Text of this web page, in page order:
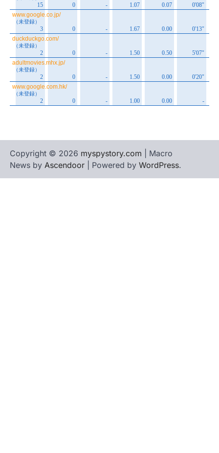
Copyright © 2026 myspystory.com | Macro
News by Ascendoor | Powered by WordPress.